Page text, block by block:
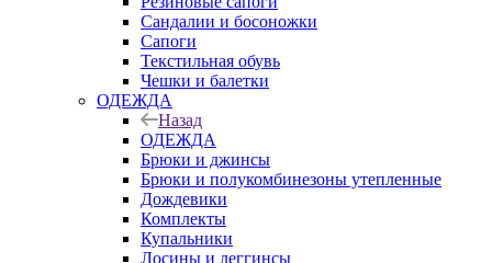
Сандалии и босоножки
Сапоги
Текстильная обувь
Чешки и балетки
ОДЕЖДА
Назад
ОДЕЖДА
Брюки и джинсы
Брюки и полукомбинезоны утепленные
Дождевики
Комплекты
Купальники
Лосины и леггинсы